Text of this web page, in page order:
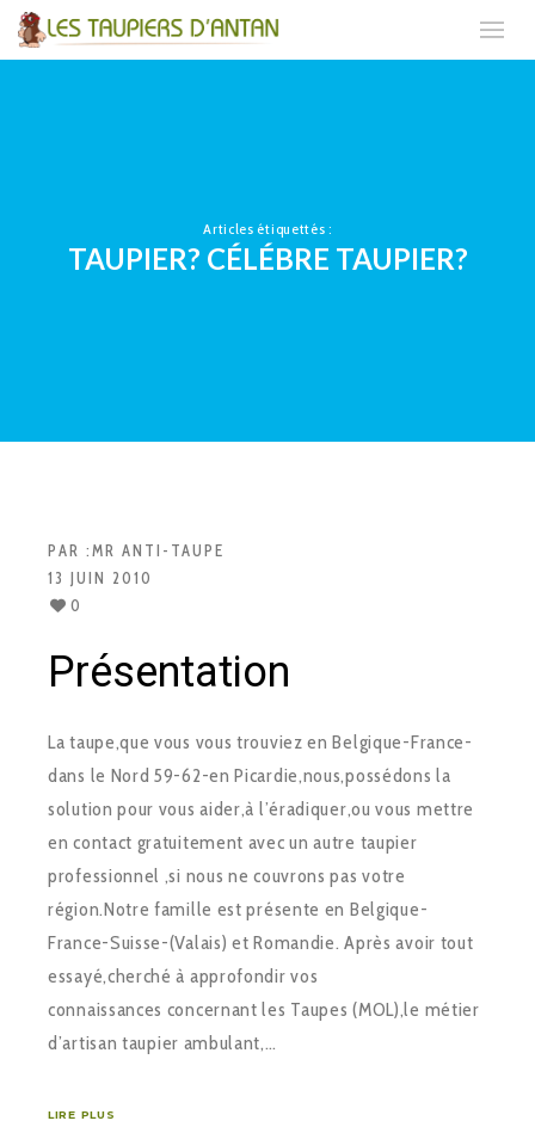
Articles étiquettés :
TAUPIER? CÉLÉBRE TAUPIER?
PAR :MR ANTI-TAUPE
13 JUIN 2010
0
Présentation
La taupe,que vous vous trouviez en Belgique-France-
dans le Nord 59-62-en Picardie,nous,possédons la
solution pour vous aider,à l’éradiquer,ou vous mettre
en contact gratuitement avec un autre taupier
professionnel ,si nous ne couvrons pas votre
région.Notre famille est présente en Belgique-
France-Suisse-(Valais) et Romandie. Après avoir tout
essayé,cherché à approfondir vos
connaissances concernant les Taupes (MOL),le métier
d’artisan taupier ambulant,…
LIRE PLUS